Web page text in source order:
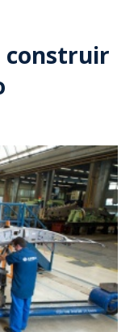
construir